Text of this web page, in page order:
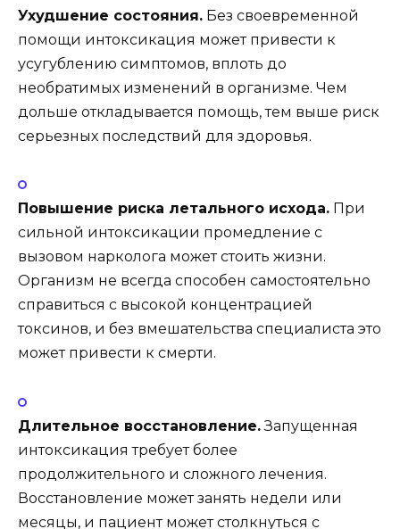
Ухудшение состояния. Без своевременной
помощи интоксикация может привести к
усугублению симптомов, вплоть до
необратимых изменений в организме. Чем
дольше откладывается помощь, тем выше риск
серьезных последствий для здоровья.
Повышение риска летального исхода. При
сильной интоксикации промедление с
вызовом нарколога может стоить жизни.
Организм не всегда способен самостоятельно
справиться с высокой концентрацией
токсинов, и без вмешательства специалиста это
может привести к смерти.
Длительное восстановление.Запущенная
интоксикация требует более
продолжительного и сложного лечения.
Восстановление может занять недели или
месяцы, и пациент может столкнуться с